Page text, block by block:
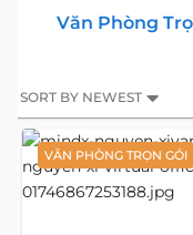
Văn Phòng
SORT BY NEWEST
VĂN PHÒNG TRỌN GÓI